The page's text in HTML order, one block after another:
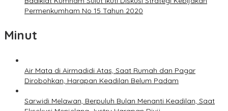
Permenkumham No 15 Tahun 2020
Minut
Air Mata di Airmadidi Atas, Saat Rumah dan Pagar
Dirobohkan, Harapan Keadilan Belum Padam
Sarwidi Melawan, Berpuluh Bulan Menanti Keadilan, Saat